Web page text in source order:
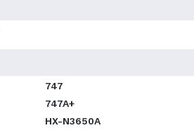
747
747A+
HX-N3650A